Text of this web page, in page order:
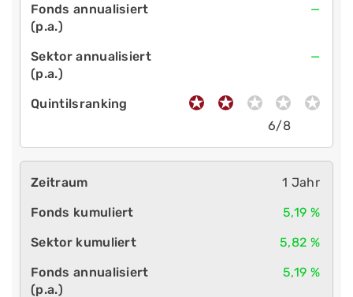
—
—
6/8
1 Jahr
5,19 %
5,82 %
5,19 %